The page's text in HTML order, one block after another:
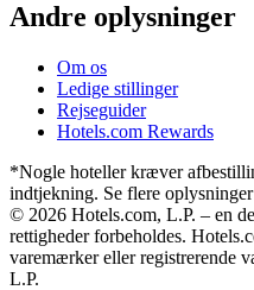
Andre oplysninger
Om os
Ledige stillinger
Rejseguider
Hotels.com Rewards
*Nogle hoteller kræver
indtjekning. Se flere
© 2026 Hotels.com, L.P. – en
rettigheder forbeholdes.
varemærker eller registrerende
L.P.